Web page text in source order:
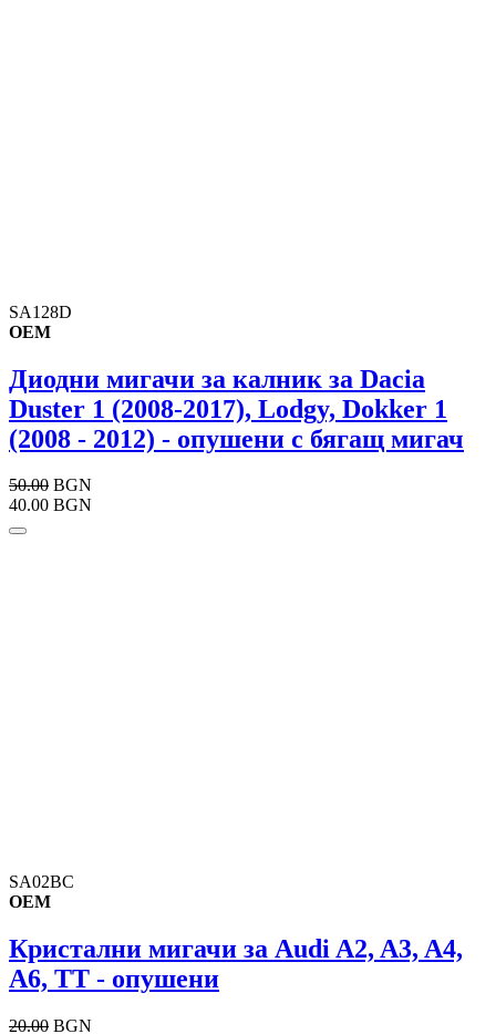
SA128D
OEM
Диодни мигачи за калник за Dacia
Duster 1 (2008-2017), Lodgy, Dokker 1
(2008 - 2012) - опушени с бягащ мигач
50.00 BGN
40.00 BGN
SA02BC
OEM
Кристални мигачи за Audi A2, A3, A4,
A6, TT - опушени
20.00 BGN